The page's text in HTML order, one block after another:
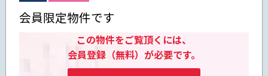
会員限定物件です
この物件をご覧頂くには、
会員登録（無料）が必要です。